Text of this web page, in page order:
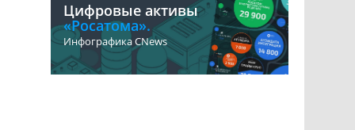
Цифровые активы
«Росатома».
Инфографика CNews